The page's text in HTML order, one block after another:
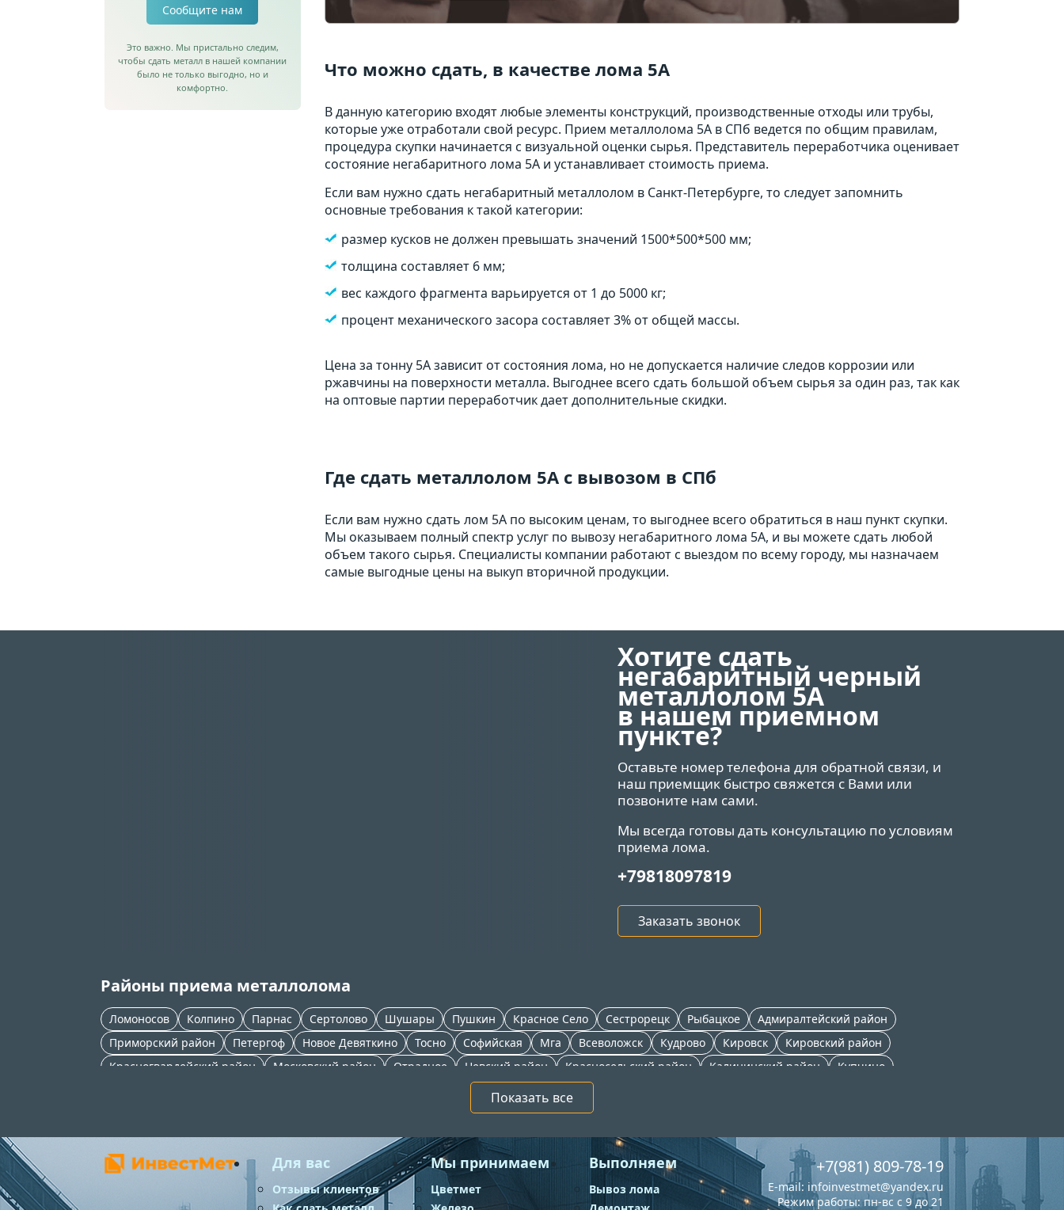
Что можно сдать, в качестве лома 5А
В данную категорию входят любые элементы конструкций, производственные отходы или трубы,
которые уже отработали свой ресурс. Прием металлолома 5А в СПб ведется по общим правилам,
процедура скупки начинается с визуальной оценки сырья. Представитель переработчика оценивает
состояние негабаритного лома 5А и устанавливает стоимость приема.
Если вам нужно сдать негабаритный металлолом в Санкт-Петербурге, то следует запомнить
основные требования к такой категории:
размер кусков не должен превышать значений 1500*500*500 мм;
толщина составляет 6 мм;
вес каждого фрагмента варьируется от 1 до 5000 кг;
процент механического засора составляет 3% от общей массы.
Цена за тонну 5А зависит от состояния лома, но не допускается наличие следов коррозии или
ржавчины на поверхности металла. Выгоднее всего сдать большой объем сырья за один раз, так как
на оптовые партии переработчик дает дополнительные скидки.
Где сдать металлолом 5А с вывозом в СПб
Если вам нужно сдать лом 5А по высоким ценам, то выгоднее всего обратиться в наш пункт скупки.
Мы оказываем полный спектр услуг по вывозу негабаритного лома 5А, и вы можете сдать любой
объем такого сырья. Специалисты компании работают с выездом по всему городу, мы назначаем
самые выгодные цены на выкуп вторичной продукции.
Сообщите нам
Это важно. Мы пристально следим,
чтобы сдать металл в нашей компании
было не только выгодно, но и
комфортно.
Хотите сдать
негабаритный черный
металлолом 5А
в нашем приемном
пункте?
Оставьте номер телефона для обратной связи, и
наш приемщик быстро свяжется с Вами или
позвоните нам сами.
Мы всегда готовы дать консультацию по условиям
приема лома.
+79818097819
Заказать звонок
Районы приема металлолома
Ломоносов Колпино Парнас Сертолово Шушары Пушкин Красное Село Сестрорецк Рыбацкое
Адмиралтейский район
Приморский район
Петергоф Новое Девяткино Тосно Софийская Мга Всеволожск Кудрово Кировск
Кировский район
Красногвардейский район
Московский район Отрадное Невский район Красносельский район Калининский район
Купчино
Зеленогорск Никольское
Показать все
Для вас
Отзывы клиентов
Мы принимаем
Цветмет
Выполняем
Вывоз лома
+7(981) 809-78-19
E-mail: infoinvestmet@yandex.ru
Режим работы: пн-вс с 9 до 21